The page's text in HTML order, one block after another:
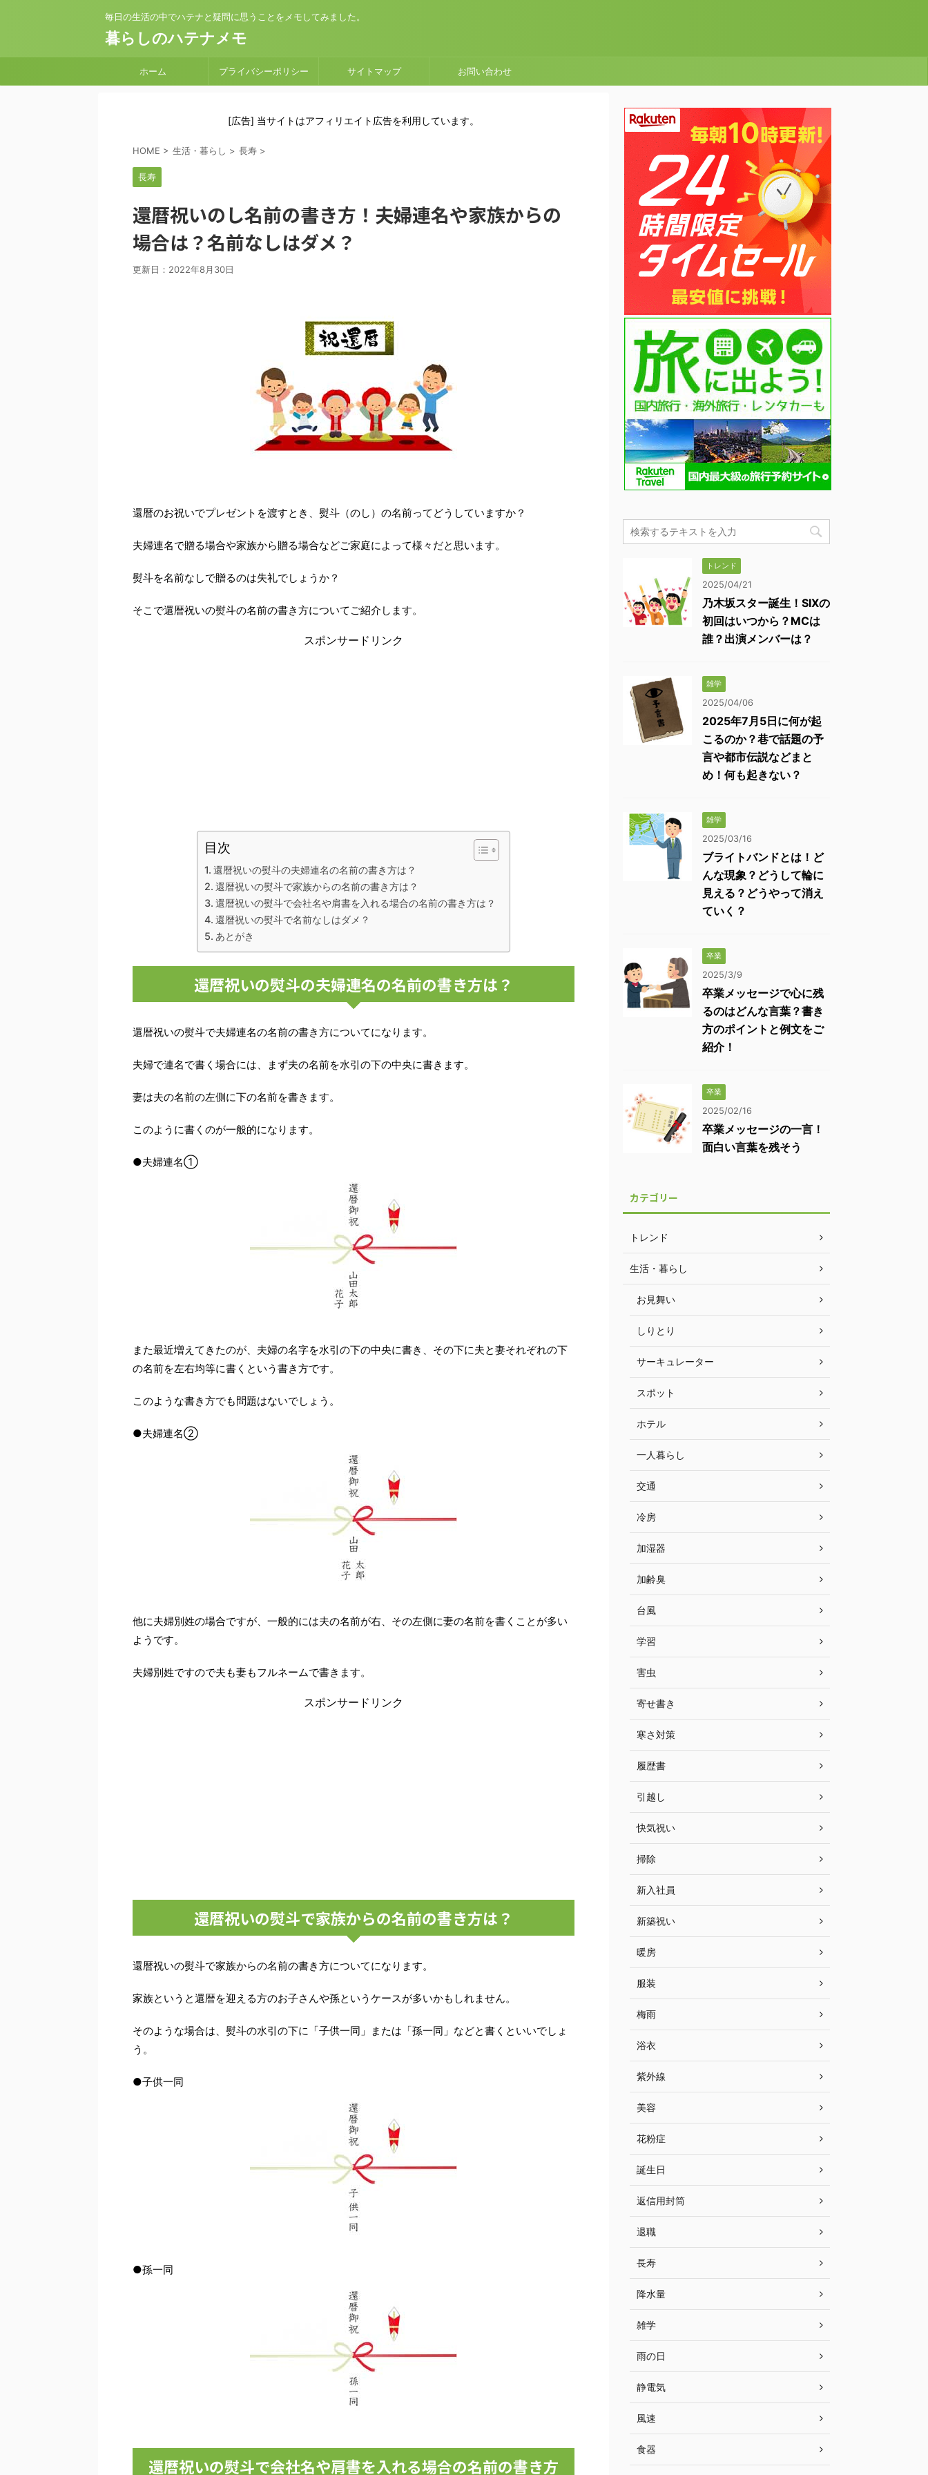
毎日の生活の中でハテナと疑問に思うことをメモしてみました。
暮らしのハテナメモ
ホーム プライバシーポリシー サイトマップ お問い合わせ
[広告] 当サイトはアフィリエイト広告を利用しています。
HOME > 生活・暮らし > 長寿 >
長寿
還暦祝いのし名前の書き方！夫婦連名や家族からの
場合は？名前なしはダメ？
更新日： 2022年8月30日
還暦のお祝いでプレゼントを渡すとき、熨斗（のし）の名前ってどうしていますか？
夫婦連名で贈る場合や家族から贈る場合などご家庭によって様々だと思います。
熨斗を名前なしで贈るのは失礼でしょうか？
そこで還暦祝いの熨斗の名前の書き方についてご紹介します。
スポンサードリンク
目次
還暦祝いの熨斗の夫婦連名の名前の書き方は？
還暦祝いの熨斗で家族からの名前の書き方は？
還暦祝いの熨斗で会社名や肩書を入れる場合の名前の書き方は？
還暦祝いの熨斗で名前なしはダメ？
あとがき
還暦祝いの熨斗の夫婦連名の名前の書き方は？
還暦祝いの熨斗で夫婦連名の名前の書き方についてになります。
夫婦で連名で書く場合には、まず夫の名前を水引の下の中央に書きます。
妻は夫の名前の左側に下の名前を書きます。
このように書くのが一般的になります。
●夫婦連名①
また最近増えてきたのが、夫婦の名字を水引の下の中央に書き、その下に夫と妻それぞれの下
の名前を左右均等に書くという書き方です。
このような書き方でも問題はないでしょう。
●夫婦連名②
他に夫婦別姓の場合ですが、一般的には夫の名前が右、その左側に妻の名前を書くことが多い
ようです。
夫婦別姓ですので夫も妻もフルネームで書きます。
スポンサードリンク
還暦祝いの熨斗で家族からの名前の書き方は？
還暦祝いの熨斗で家族からの名前の書き方についてになります。
家族というと還暦を迎える方のお子さんや孫というケースが多いかもしれません。
そのような場合は、熨斗の水引の下に「子供一同」または「孫一同」などと書くといいでしょ
う。
●子供一同
●孫一同
還暦祝いの熨斗で会社名や肩書を入れる場合の名前の書き方
トレンド
2025/04/21
乃木坂スター誕生！SIXの
初回はいつから？MCは
誰？出演メンバーは？
雑学
2025/04/06
2025年7月5日に何が起
こるのか？巷で話題の予
言や都市伝説などまと
め！何も起きない？
雑学
2025/03/16
ブライトバンドとは！ど
んな現象？どうして輪に
見える？どうやって消え
ていく？
卒業
2025/3/9
卒業メッセージで心に残
るのはどんな言葉？書き
方のポイントと例文をご
紹介！
卒業
2025/02/16
卒業メッセージの一言！
面白い言葉を残そう
カテゴリー
トレンド
生活・暮らし
お見舞い
しりとり
サーキュレーター
スポット
ホテル
一人暮らし
交通
冷房
加湿器
加齢臭
台風
学習
害虫
寄せ書き
寒さ対策
履歴書
引越し
快気祝い
掃除
新入社員
新築祝い
暖房
服装
梅雨
浴衣
紫外線
美容
花粉症
誕生日
返信用封筒
退職
長寿
降水量
雑学
雨の日
静電気
風速
食器